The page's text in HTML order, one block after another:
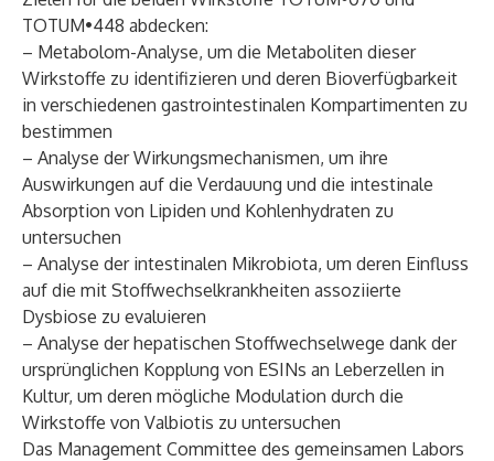
TOTUM•448 abdecken:
– Metabolom-Analyse, um die Metaboliten dieser
Wirkstoffe zu identifizieren und deren Bioverfügbarkeit
in verschiedenen gastrointestinalen Kompartimenten zu
bestimmen
– Analyse der Wirkungsmechanismen, um ihre
Auswirkungen auf die Verdauung und die intestinale
Absorption von Lipiden und Kohlenhydraten zu
untersuchen
– Analyse der intestinalen Mikrobiota, um deren Einfluss
auf die mit Stoffwechselkrankheiten assoziierte
Dysbiose zu evaluieren
– Analyse der hepatischen Stoffwechselwege dank der
ursprünglichen Kopplung von ESINs an Leberzellen in
Kultur, um deren mögliche Modulation durch die
Wirkstoffe von Valbiotis zu untersuchen
Das Management Committee des gemeinsamen Labors